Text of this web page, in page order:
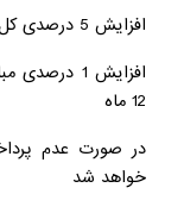
افزایش 5 درصدی کل مبلغ بدهی مالیاتی فرد
افزایش 1
12 ماه
در صورت عدم
خواهد شد